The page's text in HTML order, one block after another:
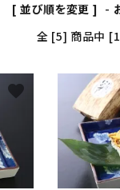
[ 並び順を変更 ] -
全 [5] 商品中
favorite